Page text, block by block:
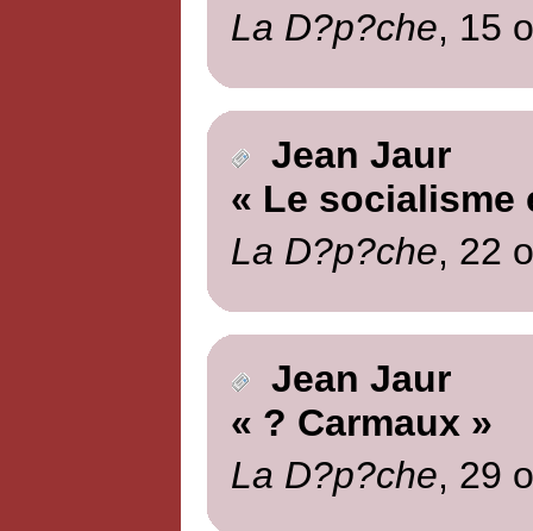
La D?p?che, 15
Jean Jaur
« Le socialisme
La D?p?che, 22
Jean Jaur
« ? Carmaux »
La D?p?che, 29